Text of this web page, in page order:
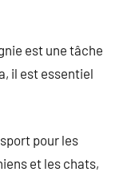
est une tâche
il est essentiel
pour les
et les chats,